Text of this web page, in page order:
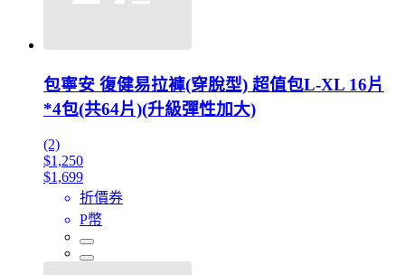
包寧安 復健易拉褲(穿脫型) 超值包L-XL 16片
*4包(共64片)(升級彈性加大)
(2)
$1,250
$1,699
折價券
P幣